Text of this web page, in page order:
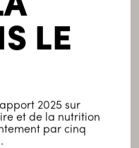
Libération
96
LE
2025 sur
et de la nutrition
par cinq